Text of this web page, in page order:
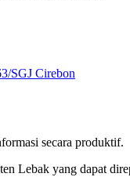
SGJ Cirebon
secara produktif.
Lebak yang dapat